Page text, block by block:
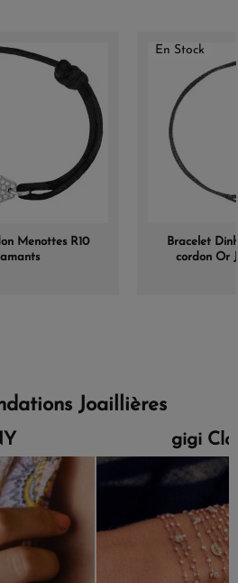
Menottes R10
En Stock
Bracelet
cordon Or
Joaillières
gigi